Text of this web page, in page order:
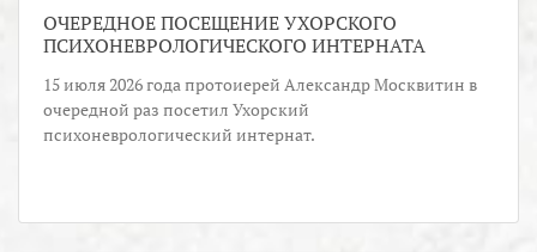
ОЧЕРЕДНОЕ ПОСЕЩЕНИЕ УХОРСКОГО
ПСИХОНЕВРОЛОГИЧЕСКОГО ИНТЕРНАТА
15 июля 2026 года протоиерей Александр Москвитин в
очередной раз посетил Ухорский
психоневрологический интернат.